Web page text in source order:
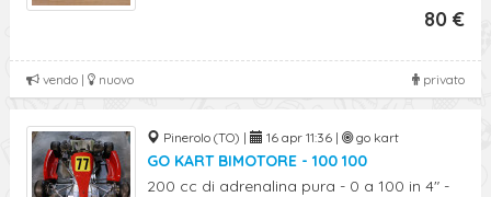
80 €
privato
vendo | nuovo
Pinerolo (TO) | 16 apr 11:36 | go kart
GO KART BIMOTORE - 100 100
200 cc di adrenalina pura - 0 a 100 in 4" -